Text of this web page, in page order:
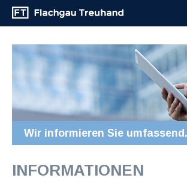
Wir informieren Sie umfassend.
INFORMATIONEN